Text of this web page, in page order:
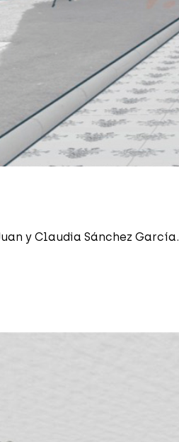
y Claudia Sánchez García.